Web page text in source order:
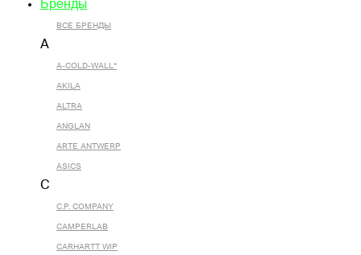
Бренды
ВСЕ БРЕНДЫ
A
A-COLD-WALL*
AKILA
ALTRA
ANGLAN
ARTE ANTWERP
ASICS
C
C.P. COMPANY
CAMPERLAB
CARHARTT WIP